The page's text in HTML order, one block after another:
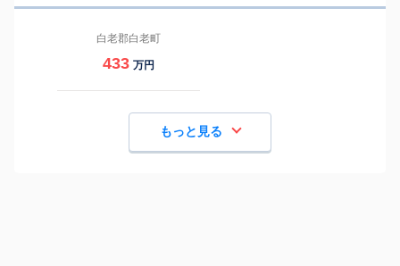
白老郡白老町
433 万円
もっと見る